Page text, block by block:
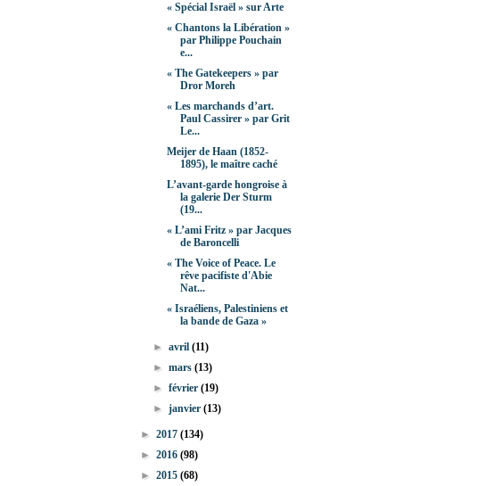
« Spécial Israël » sur Arte
« Chantons la Libération »
par Philippe Pouchain
e...
« The Gatekeepers » par
Dror Moreh
« Les marchands d’art.
Paul Cassirer » par Grit
Le...
Meijer de Haan (1852-
1895), le maître caché
L’avant-garde hongroise à
la galerie Der Sturm
(19...
« L’ami Fritz » par Jacques
de Baroncelli
« The Voice of Peace. Le
rêve pacifiste d'Abie
Nat...
« Israéliens, Palestiniens et
la bande de Gaza »
►avril(11)
►mars(13)
►février(19)
►janvier(13)
► 2017 (134)
► 2016 (98)
► 2015 (68)